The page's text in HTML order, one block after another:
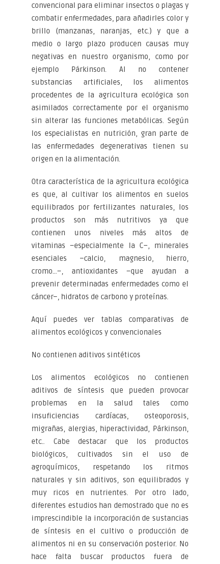
convencional para eliminar insectos o plagas y
combatir enfermedades, para añadirles color y
brillo (manzanas, naranjas, etc.) y que a
medio o largo plazo producen causas muy
negativas en nuestro organismo, como por
ejemplo Párkinson. Al no contener
substancias artificiales, los alimentos
procedentes de la agricultura ecológica son
asimilados correctamente por el organismo
sin alterar las funciones metabólicas. Según
los especialistas en nutrición, gran parte de
las enfermedades degenerativas tienen su
origen en la alimentación.
Otra característica de la agricultura ecológica
es que, al cultivar los alimentos en suelos
equilibrados por fertilizantes naturales, los
productos son más nutritivos ya que
contienen unos niveles más altos de
vitaminas –especialmente la C–, minerales
esenciales –calcio, magnesio, hierro,
cromo…–, antioxidantes –que ayudan a
prevenir determinadas enfermedades como el
cáncer–, hidratos de carbono y proteínas.
Aquí puedes ver tablas comparativas de
alimentos ecológicos y convencionales
No contienen aditivos sintéticos
Los alimentos ecológicos no contienen
aditivos de síntesis que pueden provocar
problemas en la salud tales como
insuficiencias cardíacas, osteoporosis,
migrañas, alergias, hiperactividad, Párkinson,
etc.. Cabe destacar que los productos
biológicos, cultivados sin el uso de
agroquímicos, respetando los ritmos
naturales y sin aditivos, son equilibrados y
muy ricos en nutrientes. Por otro lado,
diferentes estudios han demostrado que no es
imprescindible la incorporación de sustancias
de síntesis en el cultivo o producción de
alimentos ni en su conservación posterior. No
hace falta buscar productos fuera de